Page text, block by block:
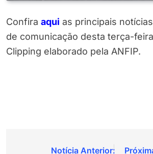
Confira aqui as principais
de comunicação desta terça-
Clipping elaborado pela ANFIP.